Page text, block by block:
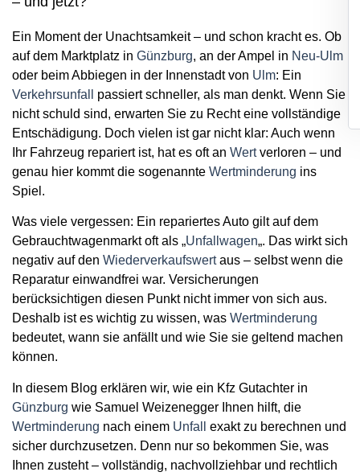
Ein Moment der Unachtsamkeit – und schon kracht es. Ob
auf dem Marktplatz in Günzburg, an der Ampel in Neu-Ulm
oder beim Abbiegen in der Innenstadt von Ulm: Ein
Verkehrsunfall
passiert schneller, als man denkt. Wenn Sie
nicht schuld sind, erwarten Sie zu Recht eine vollständige
Entschädigung. Doch vielen ist gar nicht klar: Auch wenn
Ihr Fahrzeug repariert ist, hat es oft an Wertverloren – und
genau hier kommt die sogenannte Wertminderung ins
Spiel.
Was viele vergessen: Ein repariertes Auto gilt auf dem
Gebrauchtwagenmarkt oft als „Unfallwagen„. Das wirkt sich
negativ auf den Wiederverkaufswertaus – selbst wenn die
Reparatur einwandfrei war. Versicherungen
berücksichtigen diesen Punkt nicht immer von sich aus.
Deshalb ist es wichtig zu wissen, was Wertminderung
bedeutet, wann sie anfällt und wie Sie sie geltend machen
können.
In diesem Blog erklären wir, wie ein Kfz Gutachter in
Günzburg wie Samuel Weizenegger Ihnen hilft, die
Wertminderung nach einem Unfall
exakt zu berechnen und
sicher durchzusetzen. Denn nur so bekommen Sie, was
Ihnen zusteht – vollständig, nachvollziehbar und rechtlich